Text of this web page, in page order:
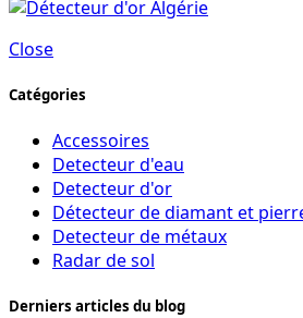
Close
Catégories
Accessoires
Detecteur d'eau
Detecteur d'or
Détecteur de diamant et
Detecteur de métaux
Radar de sol
Derniers articles du blog